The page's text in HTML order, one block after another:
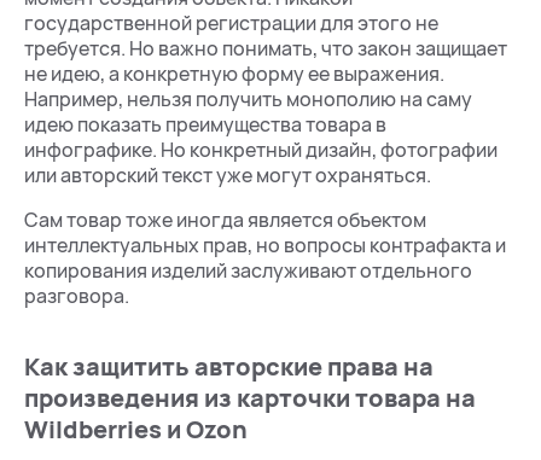
государственной регистрации для этого не
требуется. Но важно понимать, что закон защищает
не идею, а конкретную форму ее выражения.
Например, нельзя получить монополию на саму
идею показать преимущества товара в
инфографике. Но конкретный дизайн, фотографии
или авторский текст уже могут охраняться.
Сам товар тоже иногда является объектом
интеллектуальных прав, но вопросы контрафакта и
копирования изделий заслуживают отдельного
разговора.
Как защитить авторские права на
произведения из карточки товара на
Wildberries и Ozon